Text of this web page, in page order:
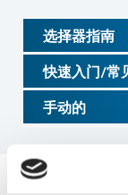
选择器指南
快速入门/常
手动的